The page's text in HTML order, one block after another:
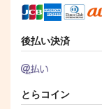
後払い決済
とらコイン